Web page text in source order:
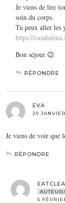
Je viens de lire
soin du corps.
Tu peux aller les
https://
Bon séjour 😉
RÉPONDRE
EVA
29
Je viens de voir que
RÉPONDRE
5